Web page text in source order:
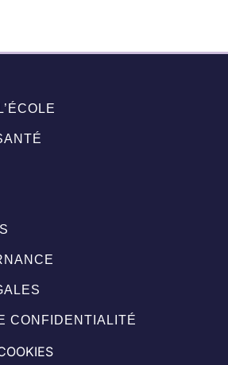
CONFIDENTIALITÉ